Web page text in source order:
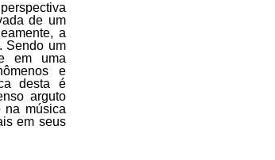
de um
a
Sendo um
em uma
e
desta é
arguto
na música
em seus